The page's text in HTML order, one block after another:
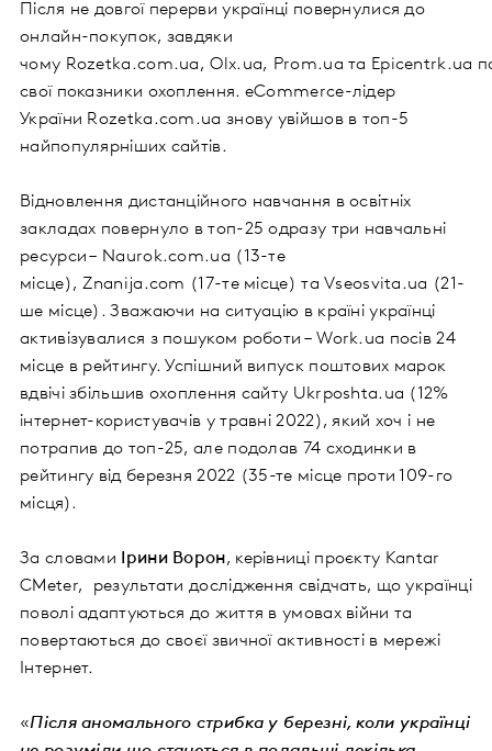
Після не довгої перерви українці повернулися до
онлайн-покупок, завдяки
чому Rozetka.com.ua, Olx.ua, Prom.ua та Еpicentrk.ua
свої показники охоплення. eCommerce-лідер
України Rozetka.com.ua знову увійшов в топ-5
найпопулярніших сайтів.
Відновлення дистанційного навчання в освітніх
закладах повернуло в топ-25 одразу три навчальні
ресурси – Naurok.com.ua (13-те
місце), Znanija.com (17-те місце) та Vseosvita.ua (21-
ше місце). Зважаючи на ситуацію в країні українці
активізувалися з пошуком роботи – Work.ua посів 24
місце в рейтингу. Успішний випуск поштових марок
вдвічі збільшив охоплення сайту Ukrposhta.ua (12%
інтернет-користувачів у травні 2022), який хоч і не
потрапив до топ-25, але подолав 74 сходинки в
рейтингу від березня 2022 (35-те місце проти 109-го
місця).
За словами Ірини Ворон, керівниці проєкту Kantar
CMeter, результати дослідження свідчать, що українці
поволі адаптуються до життя в умовах війни та
повертаються до своєї звичної активності в мережі
Інтернет.
«Після аномального стрибка у березні, коли українці